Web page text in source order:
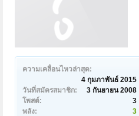
ความเคลื่อนไหวล่าสุด:
4 กุมภาพันธ์ 2015
วันที่สมัครสมาชิก:
3 กันยายน 2008
โพสต์:
3
พลัง:
3